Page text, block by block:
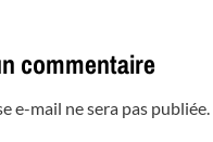
commentaire
e-mail ne sera pas publiée.